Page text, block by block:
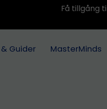
Få tillgång
Guider MasterMinds